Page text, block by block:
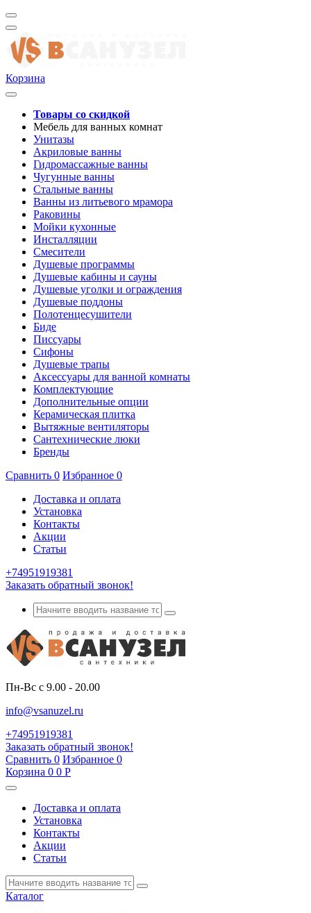
Корзина
Товары со скидкой
Мебель для ванных комнат
Унитазы
Акриловые ванны
Гидромассажные ванны
Чугунные ванны
Стальные ванны
Ванны из литьевого мрамора
Раковины
Мойки кухонные
Инсталляции
Смесители
Душевые программы
Душевые кабины и сауны
Душевые уголки и ограждения
Душевые поддоны
Полотенцесушители
Биде
Писсуары
Сифоны
Душевые трапы
Аксессуары для ванной комнаты
Комплектующие
Дополнительные опции
Керамическая плитка
Вытяжные вентиляторы
Сантехнические люки
Бренды
Сравнить 0 Избранное 0
Доставка и оплата
Установка
Контакты
Акции
Статьи
+74951919381
Заказать обратный звонок!
Пн-Вс с 9.00 - 20.00
info@vsanuzel.ru
+74951919381
Заказать обратный звонок!
Сравнить 0 Избранное 0
Корзина 0 0 Р
Доставка и оплата
Установка
Контакты
Акции
Статьи
Каталог